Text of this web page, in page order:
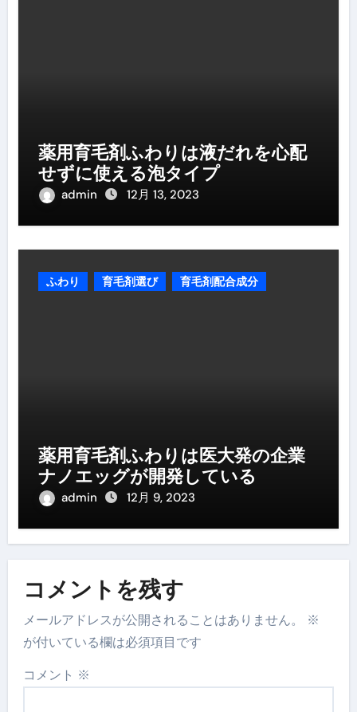
薬用育毛剤ふわりは液だれを心配
せずに使える泡タイプ
admin 12月 13, 2023
ふわり 育毛剤選び 育毛剤配合成分
薬用育毛剤ふわりは医大発の企業
ナノエッグが開発している
admin 12月 9, 2023
コメントを残す
メールアドレスが公開されることはありません。
※
が付いている欄は必須項目です
コメント ※